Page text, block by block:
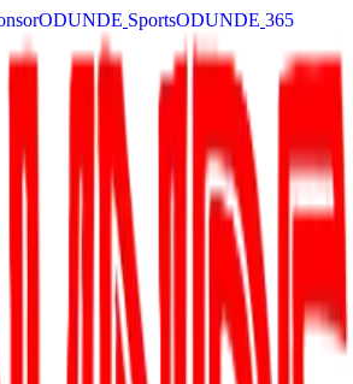
nsorODUNDE SportsODUNDE 365